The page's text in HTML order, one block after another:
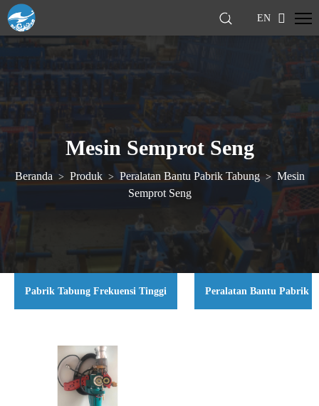
EN
Mesin Semprot Seng
Beranda> Produk> Peralatan Bantu Pabrik Tabung> Mesin
Semprot Seng
Pabrik Tabung Frekuensi Tinggi Peralatan Bantu Pabrik